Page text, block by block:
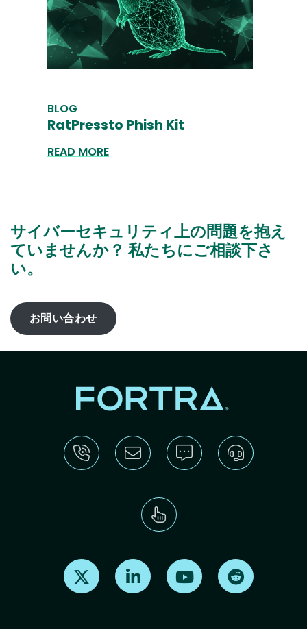
BLOG
RatPressto Phish Kit
READ MORE
サイバーセキュリティ上の問題を抱え
ていませんか？ 私たちにご相談下さ
い。
お問い合わせ
Find us on X Find us on LinkedInFind us on Youtube